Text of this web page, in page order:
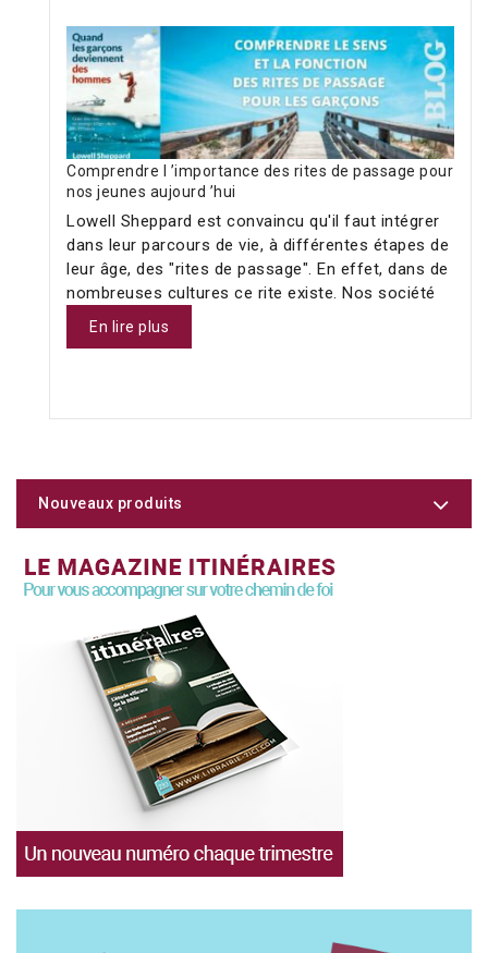
Comprendre l ’importance des rites de passage pour
nos jeunes aujourd ’hui
Lowell Sheppard est convaincu qu'il faut intégrer
dans leur parcours de vie, à différentes étapes de
leur âge, des "rites de passage". En effet, dans de
nombreuses cultures ce rite existe. Nos société
En lire plus
Nouveaux produits